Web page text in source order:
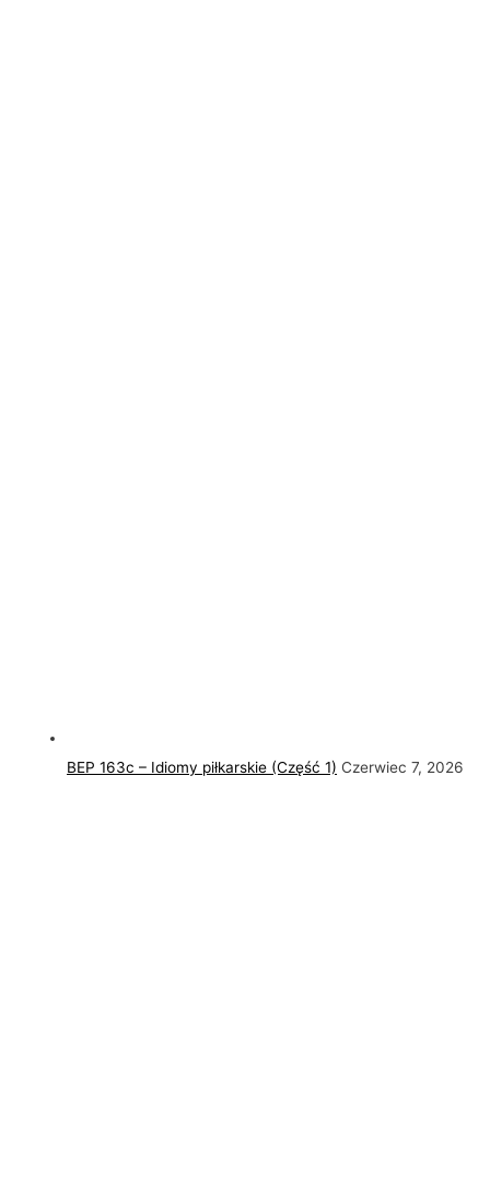
BEP 163c – Idiomy piłkarskie (Część 1) Czerwiec 7, 2026